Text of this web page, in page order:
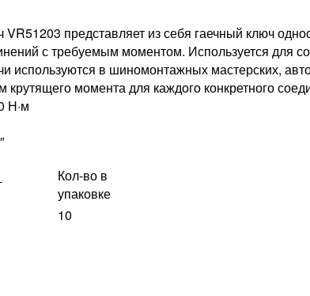
представляет из себя гаечный ключ
с требуемым моментом. Используется для
используются в шиномонтажных мастерских,
момента для каждого конкретного
Н·м
Кол-во в
упаковке
10